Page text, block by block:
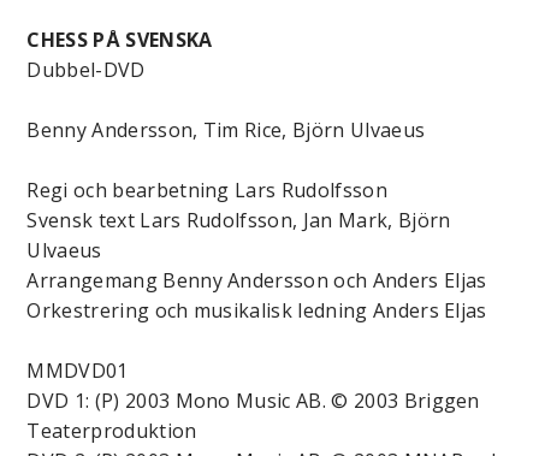
CHESS PÅ SVENSKA
Dubbel-DVD
Benny Andersson, Tim Rice, Björn Ulvaeus
Regi och bearbetning Lars Rudolfsson
Svensk text Lars Rudolfsson, Jan Mark, Björn
Ulvaeus
Arrangemang Benny Andersson och Anders Eljas
Orkestrering och musikalisk ledning Anders Eljas
MMDVD01
DVD 1: (P) 2003 Mono Music AB. © 2003 Briggen
Teaterproduktion